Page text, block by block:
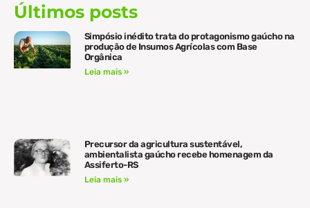
Últimos posts
Simpósio inédito trata do protagonismo gaúcho na
produção de Insumos Agrícolas com Base
Orgânica
Leia mais »
Precursor da agricultura sustentável,
ambientalista gaúcho recebe homenagem da
Assiferto-RS
Leia mais »